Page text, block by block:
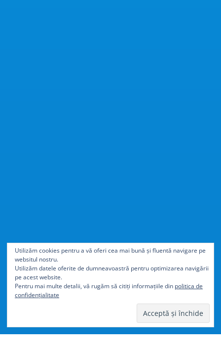
Cu40% mai ușordecât
aluminiul
Utilizăm cookies pentru a vă oferi cea mai bună și fluentă navigare pe
websitul nostru.
Utilizăm datele oferite de dumneavoastră pentru optimizarea navigării
pe acest website.
Pentru mai multe detalii, vă rugăm să citiți informațiile din politica de
confidențialitate